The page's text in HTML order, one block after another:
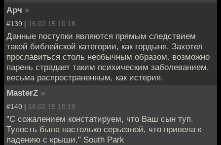
Арч »
#139 | 16.02.15 10:18
Данные поступки являются прямым следствием
такой библейской категории, как гордыня. Захотел
прославиться столь необычным образом. возможно
парень страдает таким психическим заболеванием,
весьма распространенным, как истерия.
MasterZ »
#140 | 16.02.15 10:19
"С сожалением констатируем, что Ваш сын туп.
Тупость была настолько серьезной, что привела к
падению с крыши." South Park